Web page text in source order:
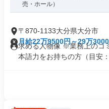
売・ホール）
〒870-1133大分県大分市
月給22万9500円～29万
求める人物像 ※業務上のコ
本語力をお持ちの方（目安：